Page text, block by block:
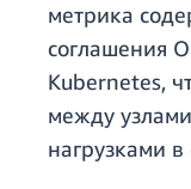
метрика
соглашения
Kubernetes,
между
нагрузками